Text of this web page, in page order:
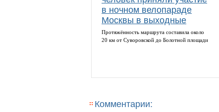
в ночном велопараде
Москвы в выходные
Протяжённость маршрута составила около
20 км от Суворовской до Болотной площади
Комментарии: